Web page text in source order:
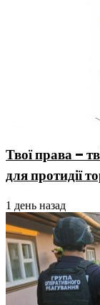
Твої права –
для протидії
1 день назад